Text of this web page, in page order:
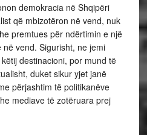
demokracia në Shqipëri
që mbizotëron në vend, nuk
premtues për ndërtimin e një
vend. Sigurisht, ne jemi
destinacioni, por mund të
duket sikur yjet janë
përjashtim të politikanëve
mediave të zotëruara prej